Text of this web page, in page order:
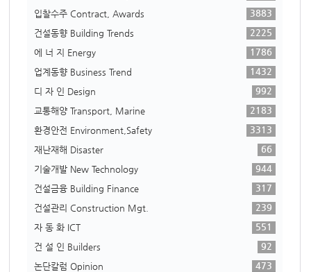
입찰수주 Contract, Awards
3883
건설동향 Building Trends
2225
에 너 지 Energy
1786
업계동향 Business Trend
1432
디 자 인 Design
992
교통해양 Transport, Marine
2183
환경안전 Environment,Safety
3313
재난재해 Disaster
66
기술개발 New Technology
944
건설금융 Building Finance
317
건설관리 Construction Mgt.
239
자 동 화 ICT
551
건 설 인 Builders
92
논단칼럼 Opinion
473